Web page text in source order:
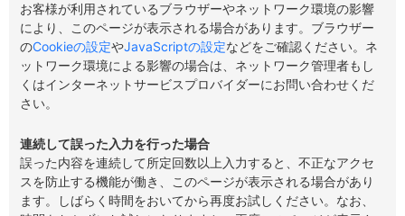
お客様が利用されているブラウザーやネットワーク環境の影響
により、このページが表示される場合があります。ブラウザー
のCookieの設定やJavaScriptの設定などをご確認ください。ネ
ットワーク環境による影響の場合は、ネットワーク管理者もし
くはインターネットサービスプロバイダーにお問い合わせくだ
さい。
連続して誤った入力を行った場合
誤った内容を連続して所定回数以上入力すると、不正なアクセ
スを防止する機能が働き、このページが表示される場合があり
ます。しばらく時間をおいてから再度お試しください。なお、